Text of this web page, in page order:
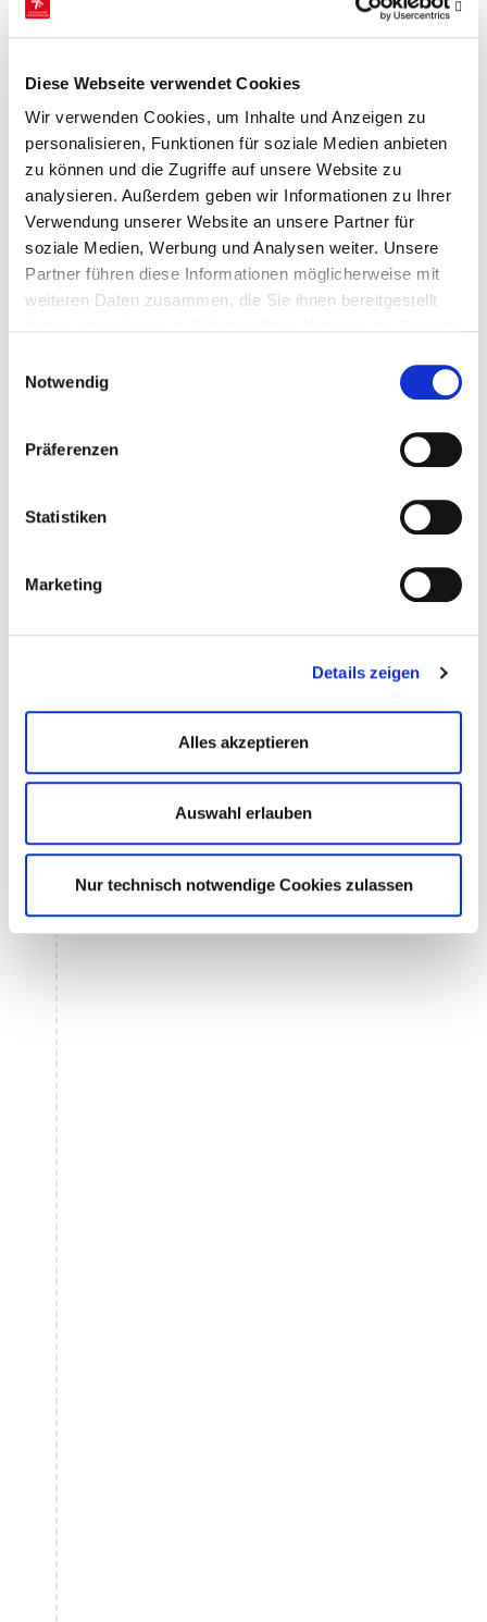
Diese Webseite verwendet Cookies
Wir verwenden Cookies, um Inhalte und Anzeigen zu
personalisieren, Funktionen für soziale Medien anbieten
zu können und die Zugriffe auf unsere Website zu
analysieren. Außerdem geben wir Informationen zu Ihrer
Verwendung unserer Website an unsere Partner für
soziale Medien, Werbung und Analysen weiter. Unsere
Partner führen diese Informationen möglicherweise mit
weiteren Daten zusammen, die Sie ihnen bereitgestellt
Notwendig
Präferenzen
Statistiken
Marketing
Details zeigen
Alles akzeptieren
Auswahl erlauben
Nur technisch notwendige Cookies zulassen